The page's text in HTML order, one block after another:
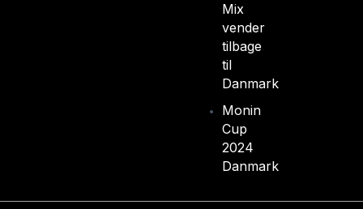
Mix
vender
tilbage
til
Danmark
Monin
Cup
2024
Danmark